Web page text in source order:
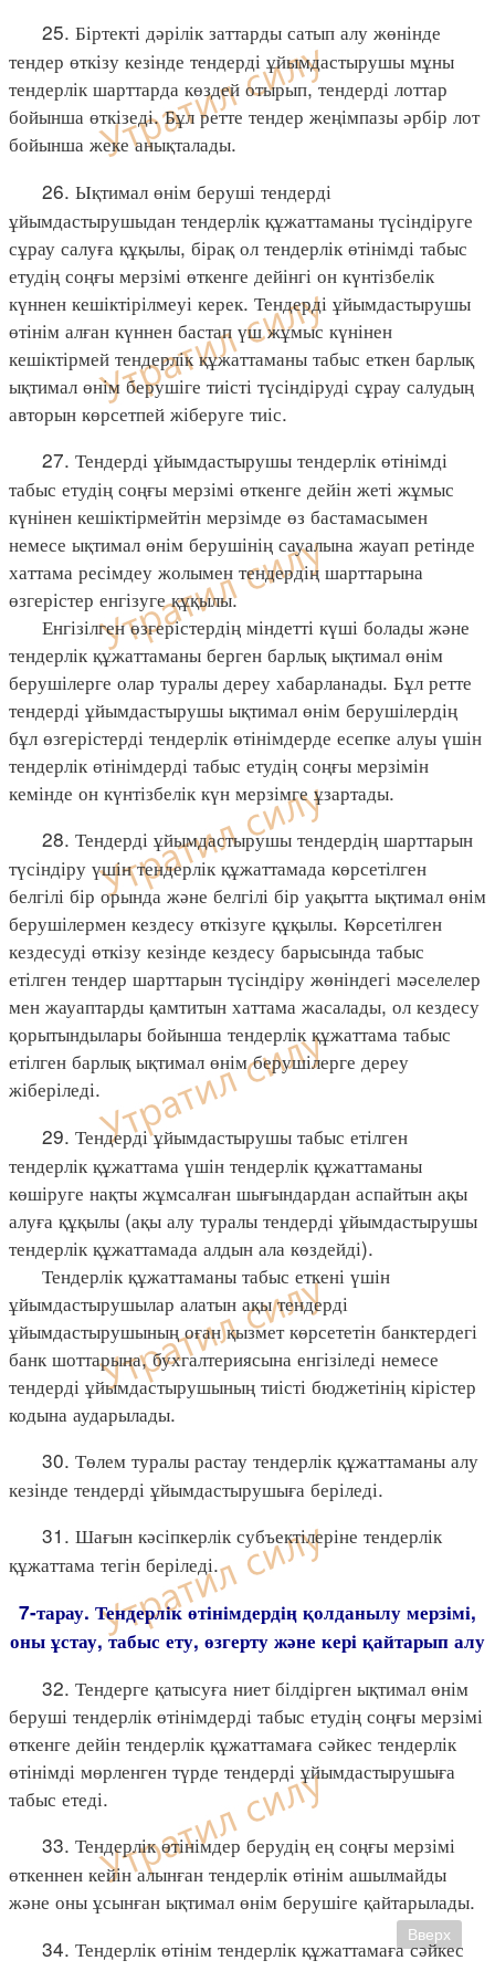
25. Біртекті дәрілік заттарды сатып алу жөнінде
тендер өткізу кезінде тендерді ұйымдастырушы мұны
тендерлік шарттарда көздей отырып, тендерді лоттар
бойынша өткізеді. Бұл ретте тендер жеңімпазы әрбір лот
бойынша жеке анықталады.
26. Ықтимал өнім беруші тендерді
ұйымдастырушыдан тендерлік құжаттаманы түсіндіруге
сұрау салуға құқылы, бірақ ол тендерлік өтінімді табыс
етудің соңғы мерзімі өткенге дейінгі он күнтізбелік
күннен кешіктірілмеуі керек. Тендерді ұйымдастырушы
өтінім алған күннен бастап үш жұмыс күнінен
кешіктірмей тендерлік құжаттаманы табыс еткен барлық
ықтимал өнім берушіге тиісті түсіндіруді сұрау салудың
авторын көрсетпей жіберуге тиіс.
27. Тендерді ұйымдастырушы тендерлік өтінімді
табыс етудің соңғы мерзімі өткенге дейін жеті жұмыс
күнінен кешіктірмейтін мерзімде өз бастамасымен
немесе ықтимал өнім берушінің сауалына жауап ретінде
хаттама ресімдеу жолымен тендердің шарттарына
өзгерістер енгізуге құқылы.
Енгізілген өзгерістердің міндетті күші болады және
тендерлік құжаттаманы берген барлық ықтимал өнім
берушілерге олар туралы дереу хабарланады. Бұл ретте
тендерді ұйымдастырушы ықтимал өнім берушілердің
бұл өзгерістерді тендерлік өтінімдерде есепке алуы үшін
тендерлік өтінімдерді табыс етудің соңғы мерзімін
кемінде он күнтізбелік күн мерзімге ұзартады.
28. Тендерді ұйымдастырушы тендердің шарттарын
түсіндіру үшін тендерлік құжаттамада көрсетілген
белгілі бір орында және белгілі бір уақытта ықтимал өнім
берушілермен кездесу өткізуге құқылы. Көрсетілген
кездесуді өткізу кезінде кездесу барысында табыс
етілген тендер шарттарын түсіндіру жөніндегі мәселелер
мен жауаптарды қамтитын хаттама жасалады, ол кездесу
қорытындылары бойынша тендерлік құжаттама табыс
етілген барлық ықтимал өнім берушілерге дереу
жіберіледі.
29. Тендерді ұйымдастырушы табыс етілген
тендерлік құжаттама үшін тендерлік құжаттаманы
көшіруге нақты жұмсалған шығындардан аспайтын ақы
алуға құқылы (ақы алу туралы тендерді ұйымдастырушы
тендерлік құжаттамада алдын ала көздейді).
Тендерлік құжаттаманы табыс еткені үшін
ұйымдастырушылар алатын ақы тендерді
ұйымдастырушының оған қызмет көрсететін банктердегі
банк шоттарына, бухгалтериясына енгізіледі немесе
тендерді ұйымдастырушының тиісті бюджетінің кірістер
кодына аударылады.
30. Төлем туралы растау тендерлік құжаттаманы алу
кезінде тендерді ұйымдастырушыға беріледі.
31. Шағын кәсіпкерлік субъектілеріне тендерлік
құжаттама тегін беріледі.
7-тарау. Тендерлік өтінімдердің қолданылу мерзімі,
оны ұстау, табыс ету, өзгерту және кері қайтарып алу
32. Тендерге қатысуға ниет білдірген ықтимал өнім
беруші тендерлік өтінімдерді табыс етудің соңғы мерзімі
өткенге дейін тендерлік құжаттамаға сәйкес тендерлік
өтінімді мөрленген түрде тендерді ұйымдастырушыға
табыс етеді.
33. Тендерлік өтінімдер берудің ең соңғы мерзімі
өткеннен кейін алынған тендерлік өтінім ашылмайды
және оны ұсынған ықтимал өнім берушіге қайтарылады.
34. Тендерлік өтінім тендерлік құжаттамаға сәйкес
Вверх